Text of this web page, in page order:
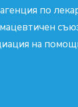
по
на